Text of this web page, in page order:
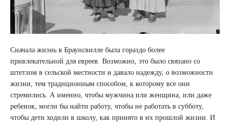
Сначала жизнь в Браунсвилле была гораздо более
привлекательной для евреев. Возможно, это было связано со
штетлом в сельской местности и давало надежду, о возможности
жизни, тем традиционным способом, к которому все они
стремились. А именно, чтобы мужчина или женщина, или даже
ребенок, могли бы найти работу, чтобы не работать в субботу,
чтобы дети ходили в школу, как принято в их прошлой жизни. И